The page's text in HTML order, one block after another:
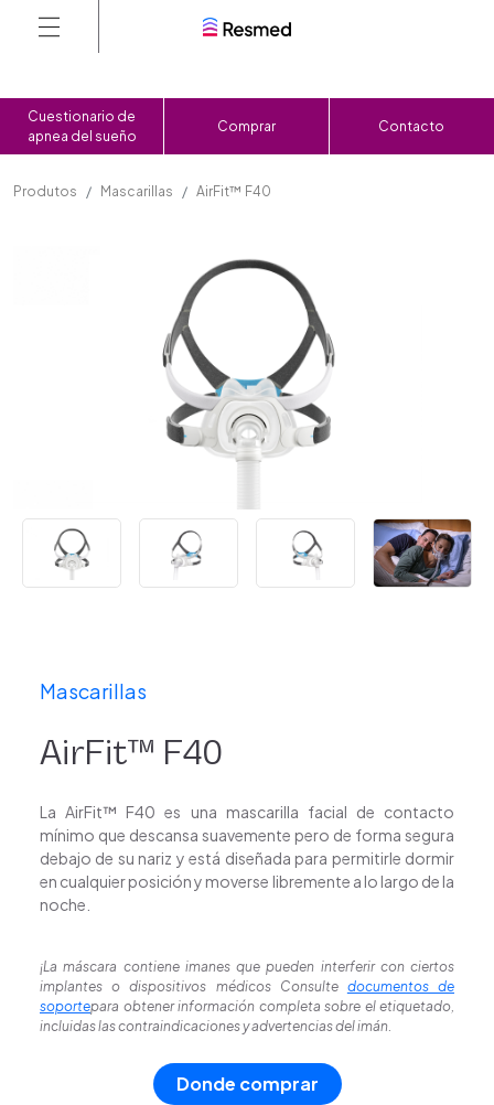
Cuestionario de
apnea del sueño
Comprar Contacto
Produtos Mascarillas AirFit™ F40
Mascarillas
AirFit™ F40
La AirFit™ F40 es una mascarilla facial de contacto
mínimo que descansa suavemente pero de forma segura
debajo de su nariz y está diseñada para permitirle dormir
en cualquier posición y moverse libremente a lo largo de la
noche.
¡La máscara contiene imanes que pueden interferir con ciertos
implantes o dispositivos médicos Consulte documentos de
soportepara obtener información completa sobre el etiquetado,
incluidas las contraindicaciones y advertencias del imán.
Donde comprar